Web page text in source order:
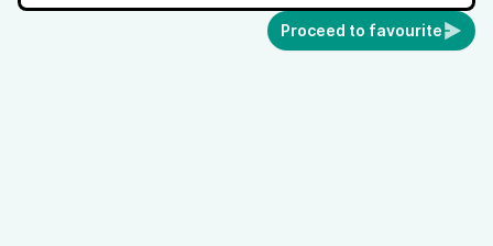
Proceed to favourite